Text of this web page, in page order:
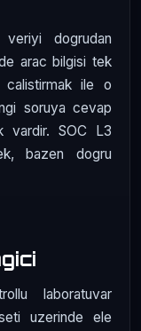
dogrudan
arac bilgisi tek
ile o
soruya cevap
vardir. SOC L3
bazen dogru
laboratuvar
uzerinde ele